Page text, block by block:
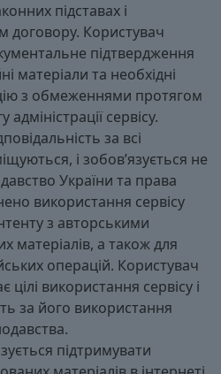
підставах і
договору. Користувач
підтвердження
матеріали та необхідні
з обмеженнями протягом
сервісу.
за всі
і зобов’язується не
України та права
використання сервісу
з авторськими
матеріалів, а також для
операцій. Користувач
цілі використання сервісу і
за його використання
підтримувати